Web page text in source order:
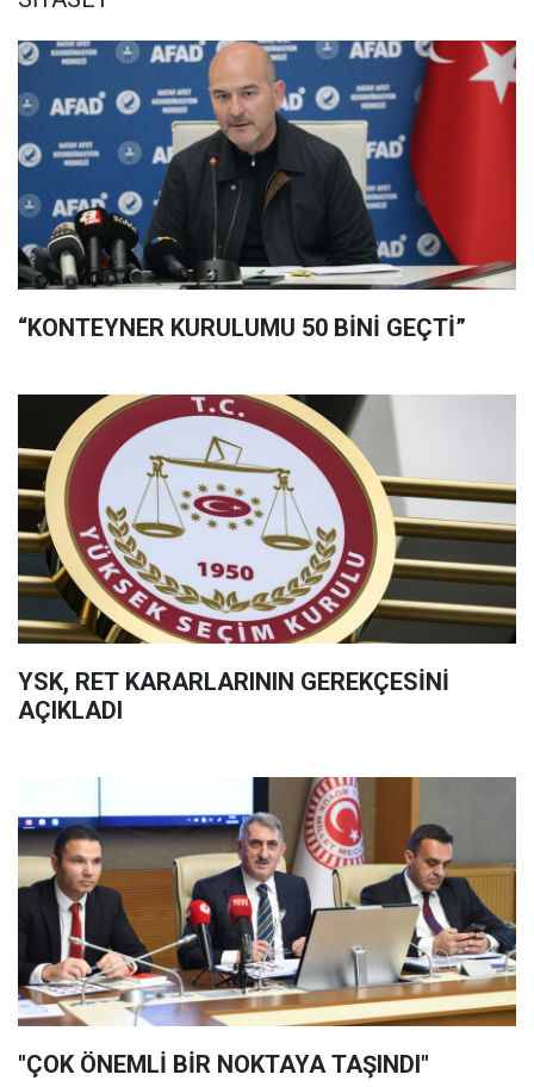
“KONTEYNER KURULUMU 50 BİNİ GEÇTİ”
YSK, RET KARARLARININ GEREKÇESİNİ
AÇIKLADI
"ÇOK ÖNEMLİ BİR NOKTAYA TAŞINDI"